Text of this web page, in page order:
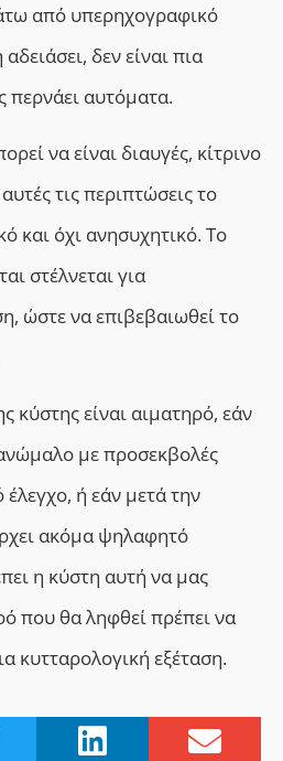
από υπερηχογραφικό
δεν είναι πια
περνάει αυτόματα.
να είναι διαυγές, κίτρινο
τις περιπτώσεις το
και όχι ανησυχητικό. Το
στέλνεται για
ώστε να επιβεβαιωθεί το
κύστης είναι αιματηρό, εάν
με προσεκβολές
ή εάν μετά την
ακόμα ψηλαφητό
η κύστη αυτή να μας
που θα ληφθεί πρέπει να
κυτταρολογική εξέταση.